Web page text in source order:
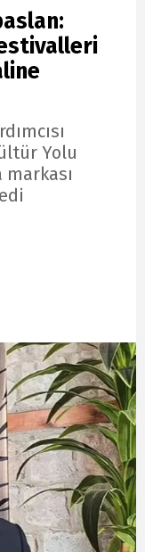
Yolu